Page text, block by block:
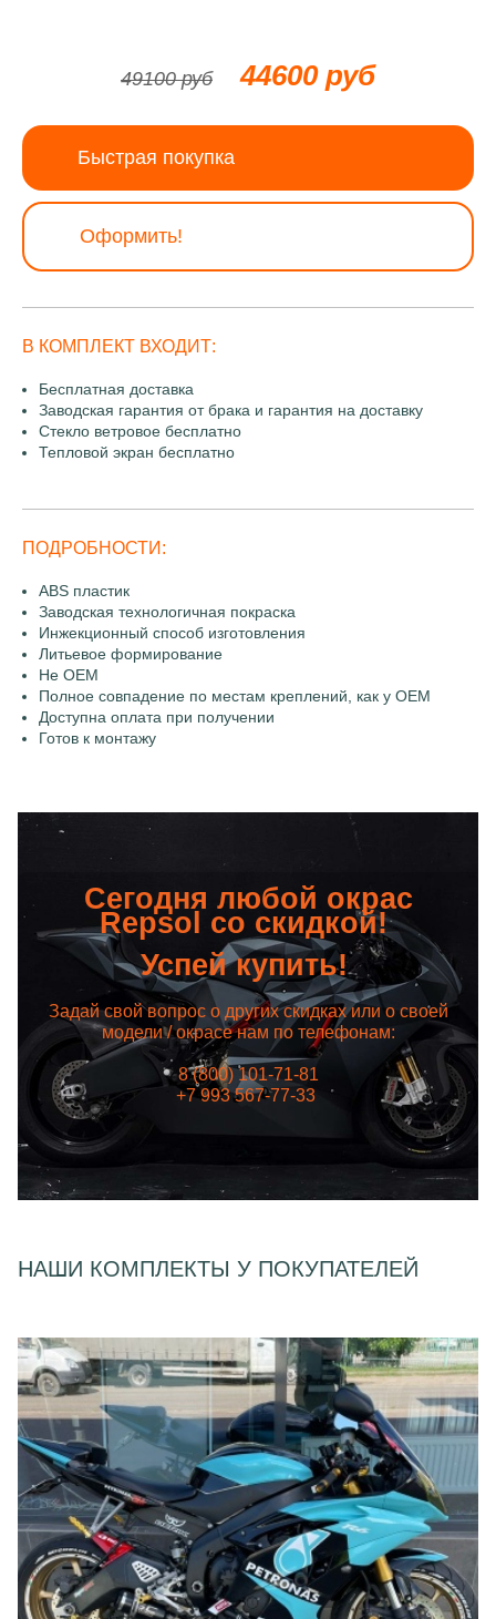
49100 руб 44600 руб
Быстрая покупка
Оформить!
В КОМПЛЕКТ ВХОДИТ:
Бесплатная доставка
Заводская гарантия от брака и гарантия на доставку
Стекло ветровое бесплатно
Тепловой экран бесплатно
ПОДРОБНОСТИ:
ABS пластик
Заводская технологичная покраска
Инжекционный способ изготовления
Литьевое формирование
Не OEM
Полное совпадение по местам креплений, как у OEM
Доступна оплата при получении
Готов к монтажу
Сегодня любой окрас
Repsol со скидкой!
Успей купить!
Задай свой вопрос о других скидках или о своей
модели / окрасе нам по телефонам:
8 (800) 101-71-81
+7 993 567-77-33
НАШИ КОМПЛЕКТЫ У ПОКУПАТЕЛЕЙ